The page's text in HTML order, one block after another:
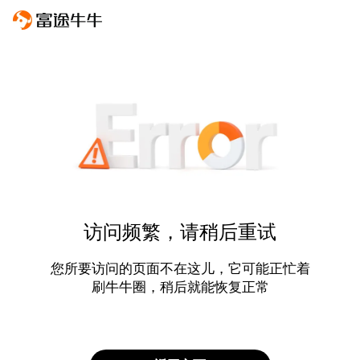
访问频繁，请稍后重试
您所要访问的页面不在这儿，它可能正忙着
刷牛牛圈，稍后就能恢复正常